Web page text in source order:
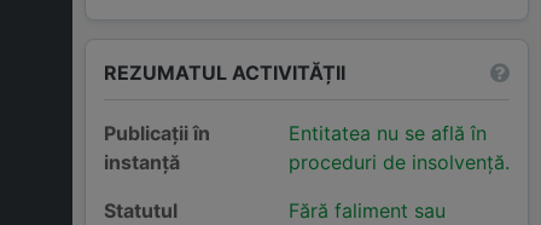
REZUMATUL ACTIVITĂȚII
Publicații în
instanță
Entitatea nu se află în
proceduri de insolvență.
Statutul
Fără faliment sau